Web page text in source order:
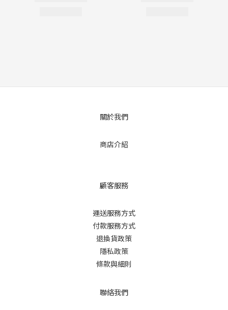
關於我們
商店介紹
顧客服務
運送服務方式
付款服務方式
退換貨政策
隱私政策
條款與細則
聯絡我們